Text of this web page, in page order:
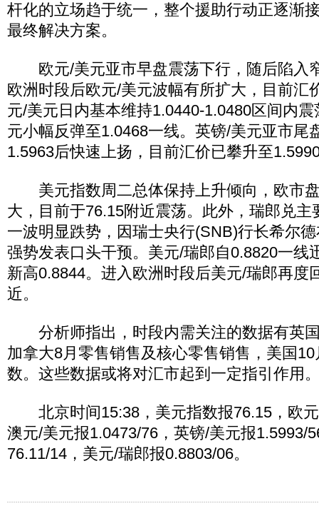
杆化的立场趋于统一，整个援助行动正逐渐
最终解决方案。
欧元/美元亚市早盘震荡下行，随后陷入
欧洲时段后欧元/美元波幅有所扩大，目前汇
元/美元日内基本维持1.0440-1.0480区间内
元小幅反弹至1.0468一线。英镑/美元亚市尾
1.5963后快速上扬，目前汇价已攀升至
美元指数周二总体保持上升倾向，欧市
大，目前于76.15附近震荡。此外，瑞郎兑主
一波明显跌势，因瑞士央行(SNB)行长希尔
强势发表口头干预。美元/瑞郎自0.8820一线
新高0.8844。进入欧洲时段后美元/瑞郎再度
近。
分析师指出，时段内需关注的数据有英
加拿大8月零售销售及核心零售销售，美国
数。这些数据或将对汇市起到一定指引作用
北京时间15:38，美元指数报76.15，欧元
澳元/美元报1.0473/76，英镑/美元报1.5993/
76.11/14，美元/瑞郎报0.8803/06。